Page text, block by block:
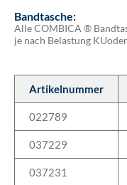
Bandtasche:
Alle COMBICA ®
je nach Belastung KUoder
Artikelnummer
022789
037229
037231